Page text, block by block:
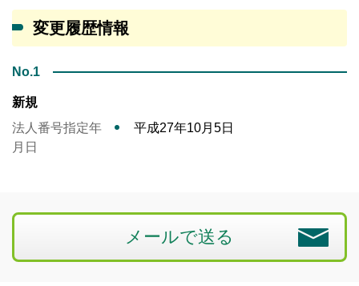
変更履歴情報
No.1
新規
法人番号指定年
月日
平成27年10月5日
メールで送る